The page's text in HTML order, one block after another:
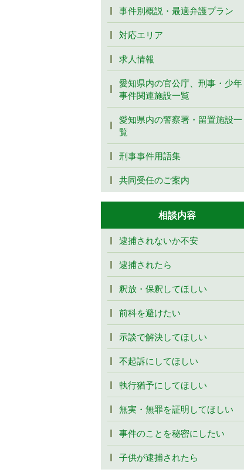
事件別概説・最適弁護プラン
対応エリア
求人情報
愛知県内の官公庁、刑事・少年
事件関連施設一覧
愛知県内の警察署・留置施設一
覧
刑事事件用語集
共同受任のご案内
相談内容
逮捕されないか不安
逮捕されたら
釈放・保釈してほしい
前科を避けたい
示談で解決してほしい
不起訴にしてほしい
執行猶予にしてほしい
無実・無罪を証明してほしい
事件のことを秘密にしたい
子供が逮捕されたら